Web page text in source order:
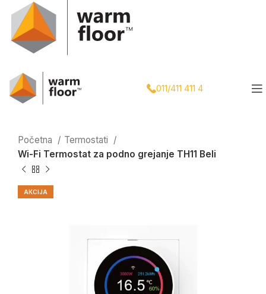
011/411 411 4
Početna
Termostati
Wi-Fi Termostat za podno grejanje TH11 Beli
AKCIJA